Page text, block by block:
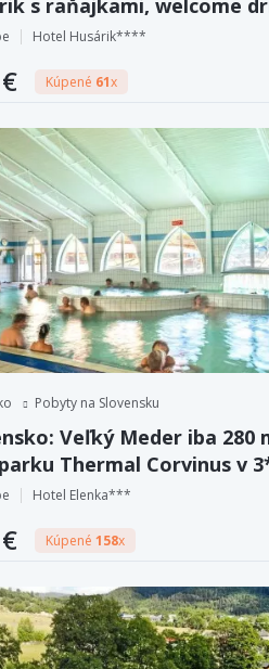
s raňajkami, welcome
do wellness
Hotel Husárik****
Kúpené 61x
Pobyty na Slovensku
Veľký Meder iba 280
Thermal Corvinus v
s polpenziou
Hotel Elenka***
Kúpené 158x